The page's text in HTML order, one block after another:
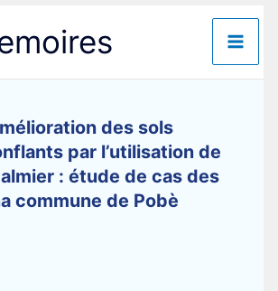
des sols
par l’utilisation de
: étude de cas des
commune de Pobè